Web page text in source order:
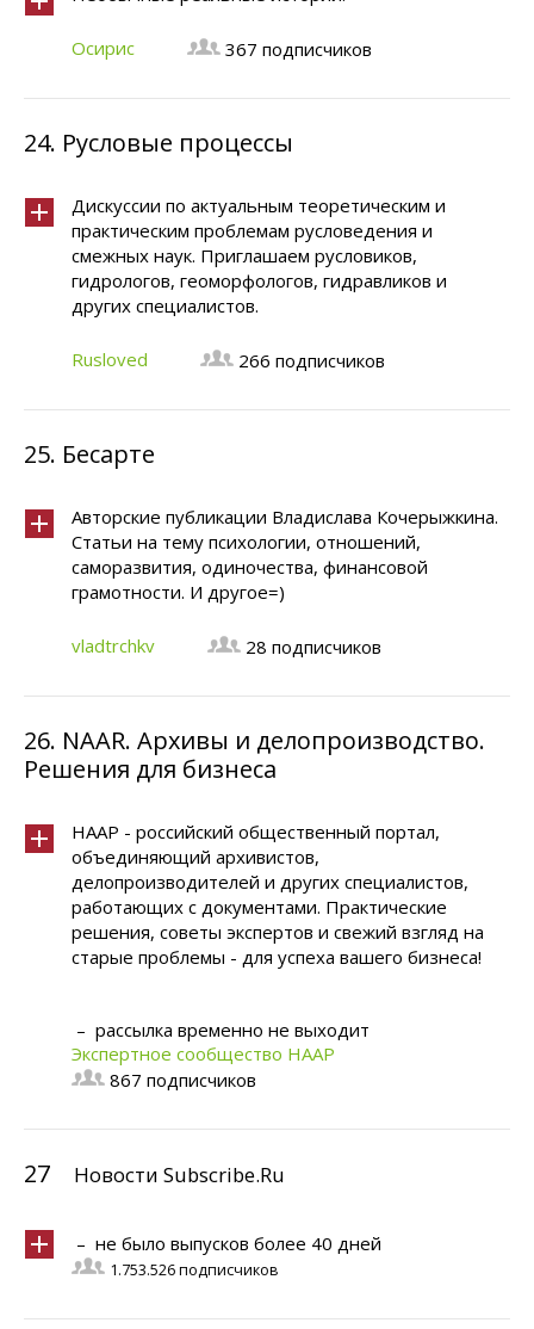
Осирис 367 подписчиков
24. Русловые процессы
Дискуссии по актуальным теоретическим и
практическим проблемам русловедения и
смежных наук. Приглашаем русловиков,
гидрологов, геоморфологов, гидравликов и
других специалистов.
Rusloved 266 подписчиков
25. Бесарте
Авторские публикации Владислава Кочерыжкина.
Статьи на тему психологии, отношений,
саморазвития, одиночества, финансовой
грамотности. И другое=)
vladtrchkv 28 подписчиков
26. NAAR. Архивы и делопроизводство.
Решения для бизнеса
НААР - российский общественный портал,
объединяющий архивистов,
делопроизводителей и других специалистов,
работающих с документами. Практические
решения, советы экспертов и свежий взгляд на
старые проблемы - для успеха вашего бизнеса!
– рассылка временно не выходит
Экспертное сообщество НААР
867 подписчиков
27 Новости Subscribe.Ru
– не было выпусков более 40 дней
1.753.526 подписчиков